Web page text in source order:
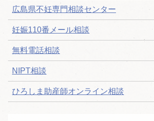
シ
ョ
ン
広島県不妊専門相談センター
妊娠110番メール相談
無料電話相談
NIPT相談
ひろしま助産師オンライン相談